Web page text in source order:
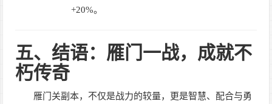
+20%。
五、结语：雁门一战，成就不
朽传奇
雁门关副本，不仅是战力的较量，更是智慧、配合与勇